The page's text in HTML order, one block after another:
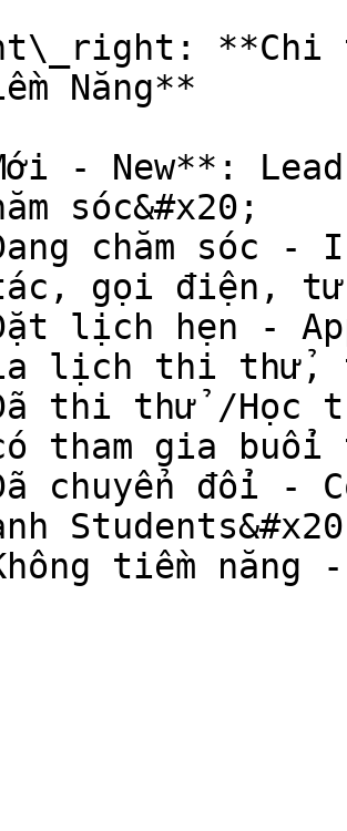
**Chi
Năng**
- New**:
sóc&#x20;
chăm sóc -
gọi điện, tư
lịch hẹn -
lịch thi thử,
thi thử /Học
tham gia
chuyển đổi -